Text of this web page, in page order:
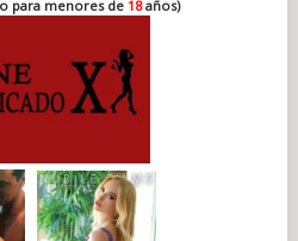
para menores de 18años)